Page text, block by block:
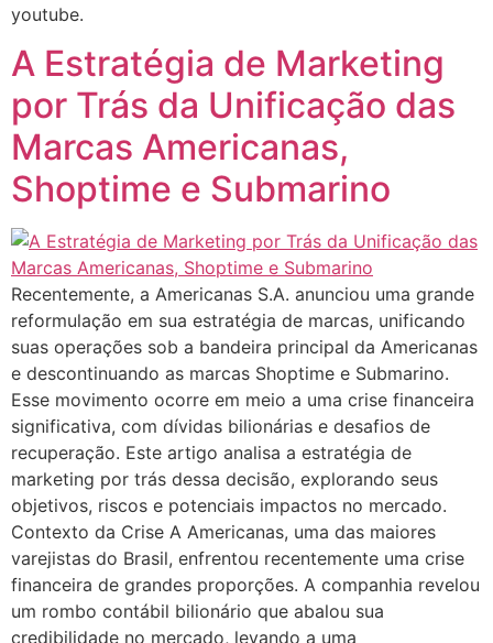
youtube.
A Estratégia de Marketing
por Trás da Unificação das
Marcas Americanas,
Shoptime e Submarino
Recentemente, a Americanas S.A. anunciou uma grande
reformulação em sua estratégia de marcas, unificando
suas operações sob a bandeira principal da Americanas
e descontinuando as marcas Shoptime e Submarino.
Esse movimento ocorre em meio a uma crise financeira
significativa, com dívidas bilionárias e desafios de
recuperação. Este artigo analisa a estratégia de
marketing por trás dessa decisão, explorando seus
objetivos, riscos e potenciais impactos no mercado.
Contexto da Crise A Americanas, uma das maiores
varejistas do Brasil, enfrentou recentemente uma crise
financeira de grandes proporções. A companhia revelou
um rombo contábil bilionário que abalou sua
credibilidade no mercado, levando a uma